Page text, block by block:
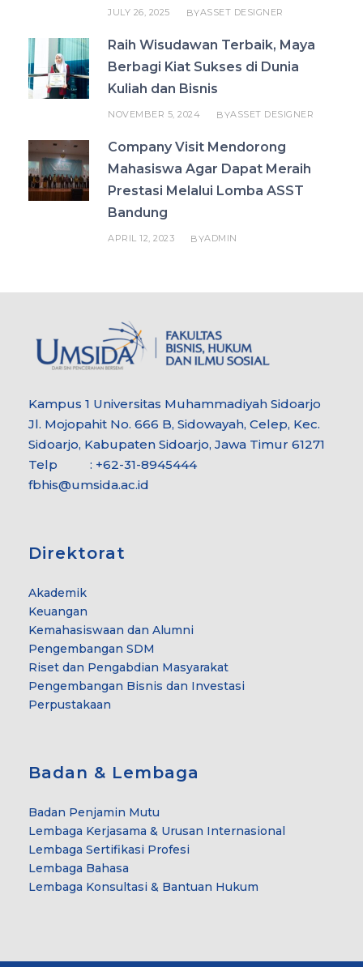
JULY 26, 2025 BYASSET DESIGNER
Raih Wisudawan Terbaik, Maya
Berbagi Kiat Sukses di Dunia
Kuliah dan Bisnis
NOVEMBER 5, 2024 BYASSET DESIGNER
Company Visit Mendorong
Mahasiswa Agar Dapat Meraih
Prestasi Melalui Lomba ASST
Bandung
APRIL 12, 2023 BYADMIN
Kampus 1 Universitas Muhammadiyah Sidoarjo
Jl. Mojopahit No. 666 B, Sidowayah, Celep, Kec.
Sidoarjo, Kabupaten Sidoarjo, Jawa Timur 61271
Telp : +62-31-8945444
fbhis@umsida.ac.id
Direktorat
Akademik
Keuangan
Kemahasiswaan dan Alumni
Pengembangan SDM
Riset dan Pengabdian Masyarakat
Pengembangan Bisnis dan Investasi
Perpustakaan
Badan & Lembaga
Badan Penjamin Mutu
Lembaga Kerjasama & Urusan Internasional
Lembaga Sertifikasi Profesi
Lembaga Bahasa
Lembaga Konsultasi & Bantuan Hukum